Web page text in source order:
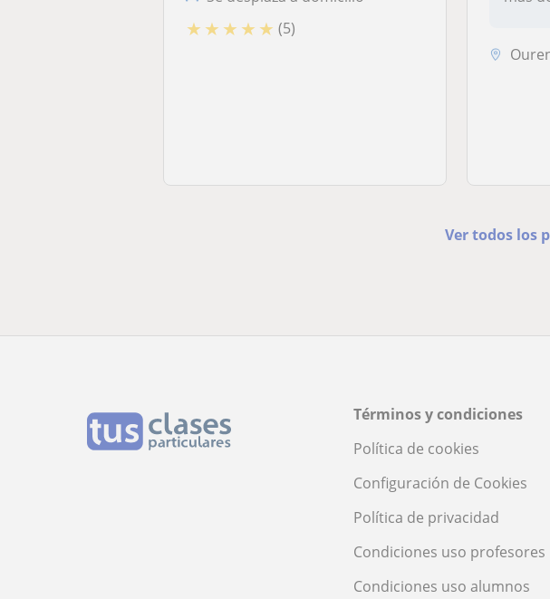
★ ★ ★ ★ ★ (5)
Ver todos los
Términos y condiciones
Política de cookies
Configuración de Cookies
Política de privacidad
Condiciones uso profesores
Condiciones uso alumnos